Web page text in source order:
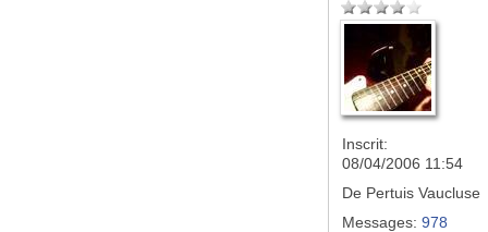
Inscrit:
08/04/2006 11:54
De Pertuis Vaucluse
Messages: 978